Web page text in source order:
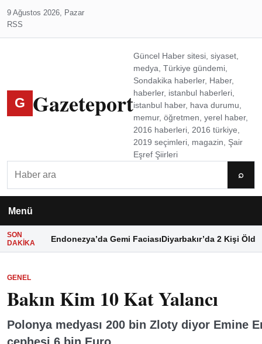
9 Ağustos 2026, Pazar
RSS
G Gazeteport
Güncel Haber sitesi, siyaset,
medya, Türkiye gündemi,
Sondakika haberler, Haber,
haberler, istanbul haberleri,
istanbul haber, hava durumu,
memur, öğretmen, yerel haber,
2016 haberleri, 2016 türkiye,
2019 seçimleri, magazin, Şair
Eşref Şiirleri
⌕
Menü
SON
DAKIKA
Endonezya’da Gemi FaciasıDiyarbakır’da 2 Kişi Öldü
GENEL
Bakın Kim 10 Kat Yalancı
Polonya medyası 200 bin Zloty diyor Emine